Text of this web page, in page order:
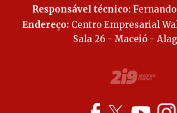
Responsável técnico:
Endereço:Centro Empresarial
Sala 26 - Maceió -